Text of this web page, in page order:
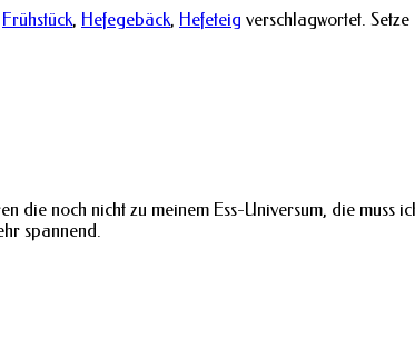
Frühstück, Hefegebäck, Hefeteig verschlagwortet.
noch nicht zu meinem Ess-Universum, die muss
spannend.